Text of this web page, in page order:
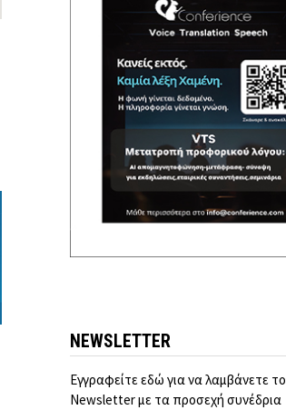
NEWSLETTER
Εγγραφείτε εδώ για να λαμβάνετε το
Newsletter με τα προσεχή συνέδρια